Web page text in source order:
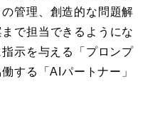
管理、創造的な問題解
で担当できるようにな
示を与える「プロンプ
する「AIパートナー」